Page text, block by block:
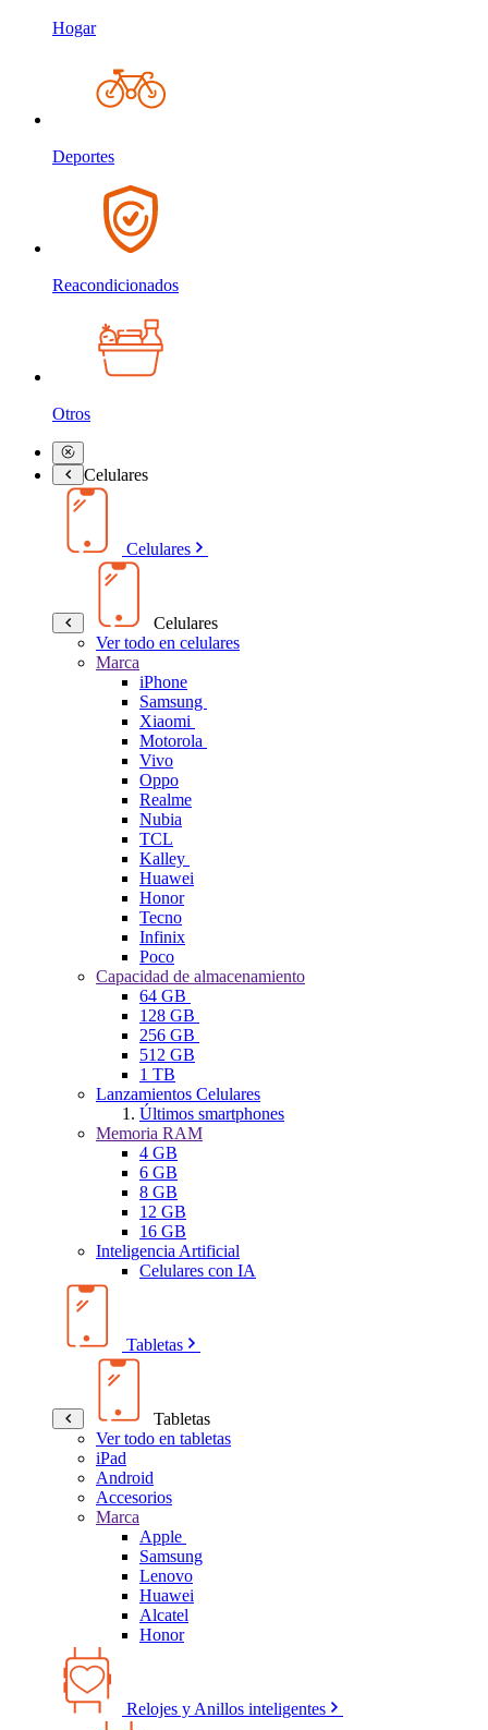
Hogar
Deportes
Reacondicionados
Otros
Celulares
Celulares
Celulares
Ver todo en celulares
Marca
iPhone
Samsung
Xiaomi
Motorola
Vivo
Oppo
Realme
Nubia
TCL
Kalley
Huawei
Honor
Tecno
Infinix
Poco
Capacidad de almacenamiento
64 GB
128 GB
256 GB
512 GB
1 TB
Lanzamientos Celulares
Últimos smartphones
Memoria RAM
4 GB
6 GB
8 GB
12 GB
16 GB
Inteligencia Artificial
Celulares con IA
Tabletas
Tabletas
Ver todo en tabletas
iPad
Android
Accesorios
Marca
Apple
Samsung
Lenovo
Huawei
Alcatel
Honor
Relojes y Anillos inteligentes